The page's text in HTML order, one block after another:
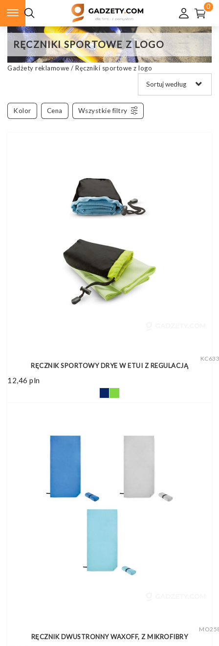
0
RĘCZNIKI SPORTOWE Z LOGO
Gadżety reklamowe / Ręczniki sportowe z logo
Kolor Cena Wszystkie filtry
RĘCZNIK SPORTOWY DRYE W ETUI Z REGULACJĄ
12,46 pln
RĘCZNIK DWUSTRONNY WAXOFF, Z MIKROFIBRY